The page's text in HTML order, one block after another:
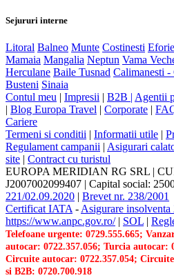
Sejururi interne
Litoral Balneo Munte Costinesti
Mamaia Mangalia Neptun Vama
Herculane Baile Tusnad Calimanesti -
Busteni Sinaia
Contul meu | Impresii | B2B | Agentii
| Blog Europa Travel | Corporate |
Cariere
Termeni si conditii | Informatii utile |
Regulament campanii | Asigurari
site | Contract cu turistul
EUROPA MERIDIAN RG SRL |
J2007002099407 | Capital social:
221/02.09.2020 | Brevet nr. 238/2001
Certificat IATA - Asigurare insolventa
https://www.anpc.gov.ro/| SOL |
Telefoane urgente: 0729.555.665;
autocar: 0722.357.056; Turcia autocar:
Circuite autocar: 0722.357.054;
si B2B: 0720.700.918